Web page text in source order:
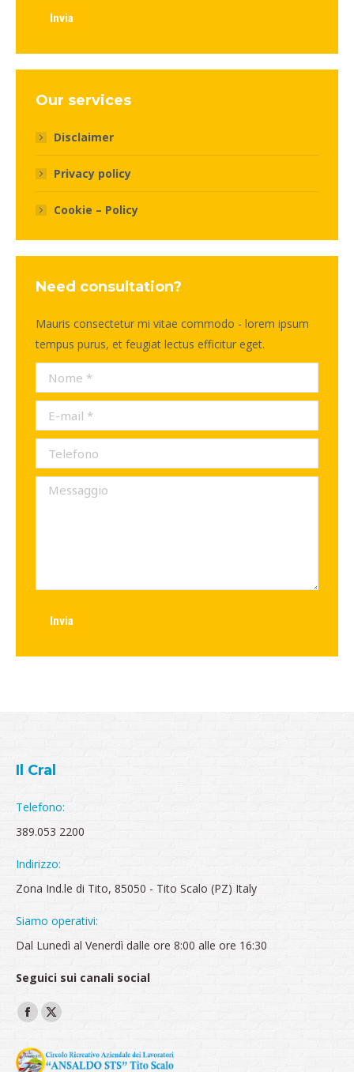
Invia
Our services
Disclaimer
Privacy policy
Cookie – Policy
Need consultation?
Mauris consectetur mi vitae commodo - lorem ipsum
tempus purus, et feugiat lectus efficitur eget.
Nome *
E-mail *
Telefono
Messaggio
Invia
Il Cral
Telefono:
389.053 2200
Indirizzo:
Zona Ind.le di Tito, 85050 - Tito Scalo (PZ) Italy
Siamo operativi:
Dal Lunedì al Venerdì dalle ore 8:00 alle ore 16:30
Seguici sui canali social
Ci puoi trovare su:
Facebook
opens
X
opens